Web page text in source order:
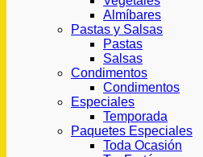
Almíbares
Pastas y Salsas
Pastas
Salsas
Condimentos
Condimentos
Especiales
Temporada
Paquetes Especiales
Toda Ocasión